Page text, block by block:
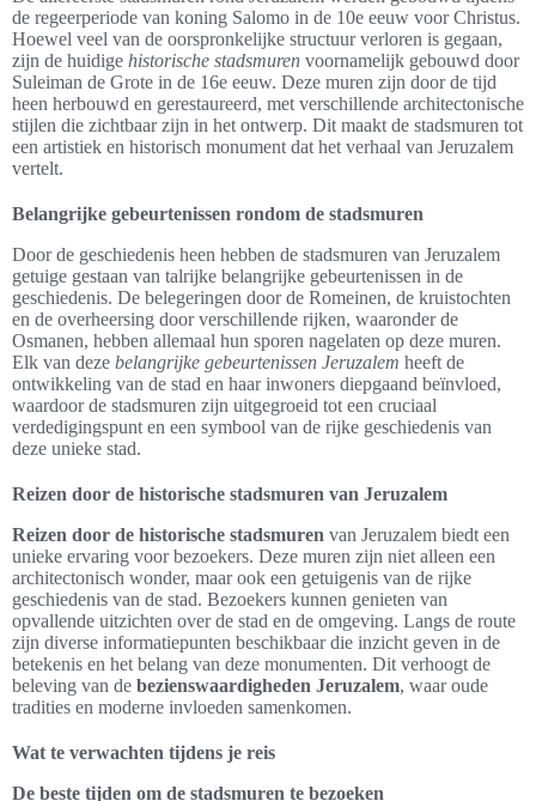
de regeerperiode van koning Salomo in de 10e eeuw voor Christus.
Hoewel veel van de oorspronkelijke structuur verloren is gegaan,
zijn de huidige historische stadsmuren voornamelijk gebouwd door
Suleiman de Grote in de 16e eeuw. Deze muren zijn door de tijd
heen herbouwd en gerestaureerd, met verschillende architectonische
stijlen die zichtbaar zijn in het ontwerp. Dit maakt de stadsmuren tot
een artistiek en historisch monument dat het verhaal van Jeruzalem
vertelt.
Belangrijke gebeurtenissen rondom de stadsmuren
Door de geschiedenis heen hebben de stadsmuren van Jeruzalem
getuige gestaan van talrijke belangrijke gebeurtenissen in de
geschiedenis. De belegeringen door de Romeinen, de kruistochten
en de overheersing door verschillende rijken, waaronder de
Osmanen, hebben allemaal hun sporen nagelaten op deze muren.
Elk van deze belangrijke gebeurtenissen Jeruzalem heeft de
ontwikkeling van de stad en haar inwoners diepgaand beïnvloed,
waardoor de stadsmuren zijn uitgegroeid tot een cruciaal
verdedigingspunt en een symbool van de rijke geschiedenis van
deze unieke stad.
Reizen door de historische stadsmuren van Jeruzalem
Reizen door de historische stadsmuren van Jeruzalem biedt een
unieke ervaring voor bezoekers. Deze muren zijn niet alleen een
architectonisch wonder, maar ook een getuigenis van de rijke
geschiedenis van de stad. Bezoekers kunnen genieten van
opvallende uitzichten over de stad en de omgeving. Langs de route
zijn diverse informatiepunten beschikbaar die inzicht geven in de
betekenis en het belang van deze monumenten. Dit verhoogt de
beleving van de bezienswaardigheden Jeruzalem, waar oude
tradities en moderne invloeden samenkomen.
Wat te verwachten tijdens je reis
De beste tijden om de stadsmuren te bezoeken